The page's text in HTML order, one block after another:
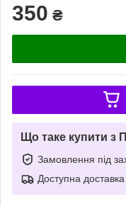
350 ₴
Що таке купити з
Замовлення під
Доступна доставка